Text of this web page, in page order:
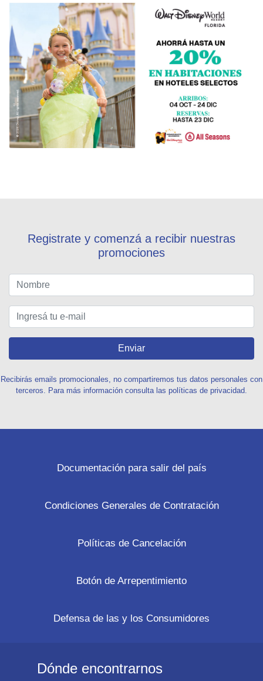
Registrate y comenzá a recibir nuestras
promociones
Enviar
Recibirás emails promocionales, no compartiremos tus datos personales con
terceros. Para más información consulta las políticas de privacidad.
Documentación para salir del país
Condiciones Generales de Contratación
Políticas de Cancelación
Botón de Arrepentimiento
Defensa de las y los Consumidores
Dónde encontrarnos